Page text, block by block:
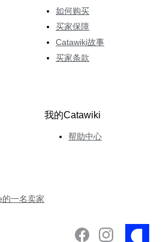
如何购买
买家保障
Catawiki故事
买家条款
一名卖家
我的Catawiki
帮助中心